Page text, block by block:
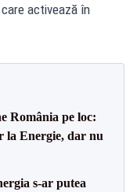
activează în
România pe loc:
la Energie, dar nu
s-ar putea